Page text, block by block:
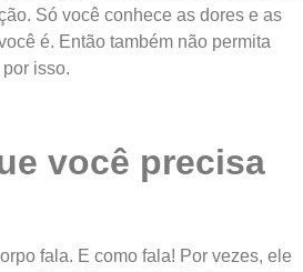
Só você conhece as dores e as
é. Então também não permita
isso.
você precisa
fala. E como fala! Por vezes, ele